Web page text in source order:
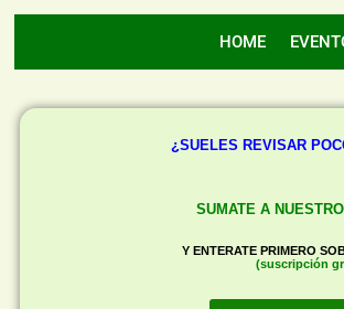
HOME
¿SUELES REVISAR
SUMATE A
Y ENTERATE PRIMERO
(suscripción